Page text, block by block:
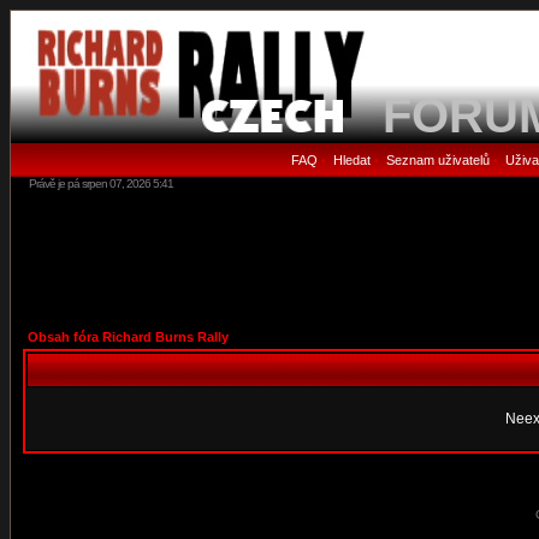
FAQ • Hledat• Seznam uživatelů•
Právě je pá srpen 07, 2026 5:41
Obsah fóra Richard Burns Rally